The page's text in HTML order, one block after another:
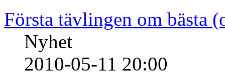
Första tävlingen om bästa
Nyhet
2010-05-11 20:00